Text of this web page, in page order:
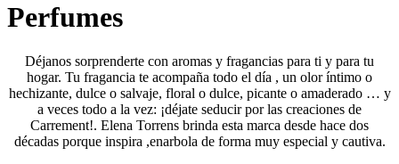
Perfumes
Déjanos sorprenderte con aromas y fragancias para ti y para tu
hogar. Tu fragancia te acompaña todo el día , un olor íntimo o
hechizante, dulce o salvaje, floral o dulce, picante o amaderado … y
a veces todo a la vez: ¡déjate seducir por las creaciones de
Carrement!. Elena Torrens brinda esta marca desde hace dos
décadas porque inspira ,enarbola de forma muy especial y cautiva.